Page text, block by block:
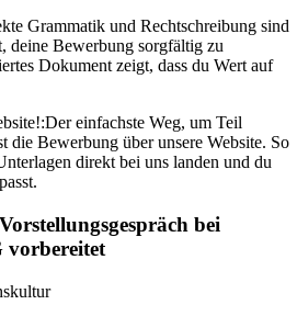
Grammatik und Rechtschreibung sind
deine Bewerbung sorgfältig zu
Dokument zeigt, dass du Wert auf
Der einfachste Weg, um Teil
die Bewerbung über unsere Website. So
direkt bei uns landen und du
bei
vorbereitet